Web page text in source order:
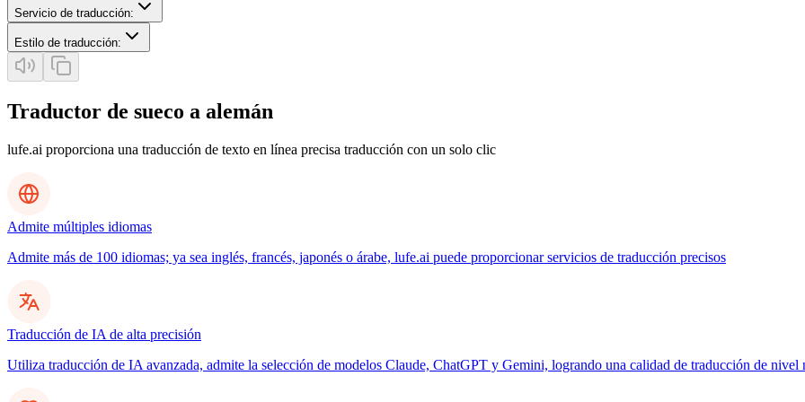
Servicio de traducción:
Estilo de traducción:
Traductor de sueco a alemán
lufe.ai proporciona una traducción de texto en línea precisa traducción con un solo clic
Admite múltiples idiomas
Admite más de 100 idiomas; ya sea inglés, francés, japonés o árabe, lufe.ai puede proporcionar servicios de traducción precisos
Traducción de IA de alta precisión
Utiliza traducción de IA avanzada, admite la selección de modelos Claude, ChatGPT y Gemini, logrando una calidad de traducción de nivel